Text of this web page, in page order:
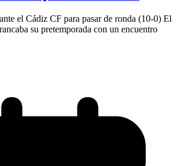
el Cádiz CF para pasar de ronda (10-0) El
su pretemporada con un encuentro